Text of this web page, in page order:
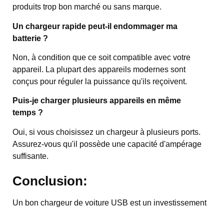
produits trop bon marché ou sans marque.
Un chargeur rapide peut-il endommager ma
batterie ?
Non, à condition que ce soit compatible avec votre
appareil. La plupart des appareils modernes sont
conçus pour réguler la puissance qu'ils reçoivent.
Puis-je charger plusieurs appareils en même
temps ?
Oui, si vous choisissez un chargeur à plusieurs ports.
Assurez-vous qu'il possède une capacité d'ampérage
suffisante.
Conclusion:
Un bon chargeur de voiture USB est un investissement